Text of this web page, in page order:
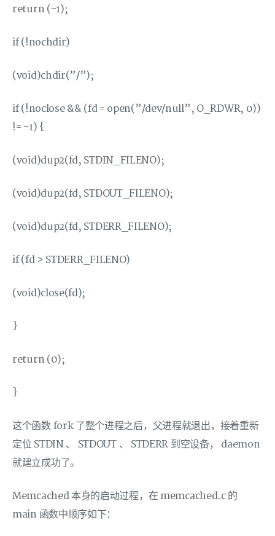
return (-1);
if (!nochdir)
(void)chdir(”/”);
if (!noclose && (fd = open(”/dev/null”, O_RDWR, 0))
!= -1) {
(void)dup2(fd, STDIN_FILENO);
(void)dup2(fd, STDOUT_FILENO);
(void)dup2(fd, STDERR_FILENO);
if (fd > STDERR_FILENO)
(void)close(fd);
}
return (0);
}
这个函数 fork 了整个进程之后，父进程就退出，接着重新
定位 STDIN 、 STDOUT 、 STDERR 到空设备， daemon
就建立成功了。
Memcached 本身的启动过程，在 memcached.c 的
main 函数中顺序如下：